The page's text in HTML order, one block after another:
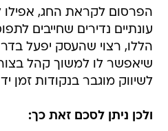
הפרסום לקראת החג, אפילו
עונתיים נדירים שחייבים
הללו, רצוי שהעסק יפעל
שיאפשר לו למשוך קהל
לשיווק מוגבר בנקודות זמן
ולכן ניתן לסכם זאת כך: